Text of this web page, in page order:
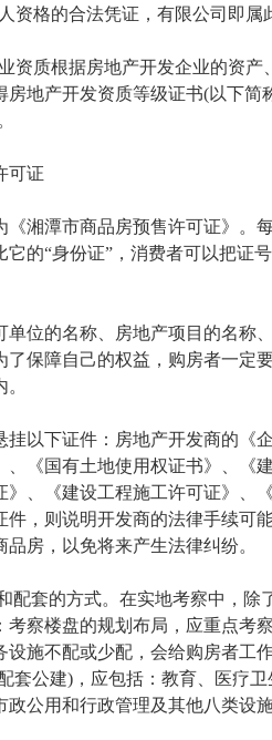
格的合法凭证，有限公司即属
质根据房地产开发企业的资产
地产开发资质等级证书(以下简
可证
湘潭市商品房预售许可证》。
它的“身份证”，消费者可以把证
位的名称、房地产项目的名称
保障自己的权益，购房者一定
以下证件：房地产开发商的《
《国有土地使用权证书》、《
、《建设工程施工许可证》、
，则说明开发商的法律手续可
房，以免将来产生法律纠纷。
套的方式。在实地考察中，除
察楼盘的规划布局，应重点考
施不配或少配，会给购房者工作
公建)，应包括：教育、医疗卫
公用和行政管理及其他八类设施